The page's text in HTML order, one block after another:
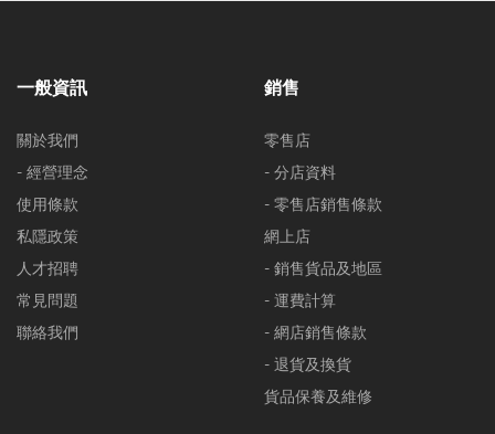
一般資訊
關於我們
- 經營理念
使用條款
私隱政策
人才招聘
常見問題
聯絡我們
銷售
零售店
- 分店資料
- 零售店銷售條款
網上店
- 銷售貨品及地區
- 運費計算
- 網店銷售條款
- 退貨及換貨
貨品保養及維修